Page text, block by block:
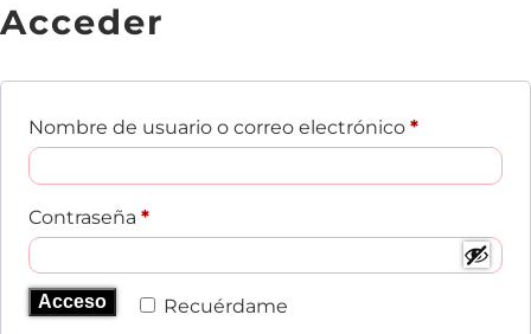
Acceder
Nombre de usuario o correo electrónico *
Contraseña *
Recuérdame
Acceso